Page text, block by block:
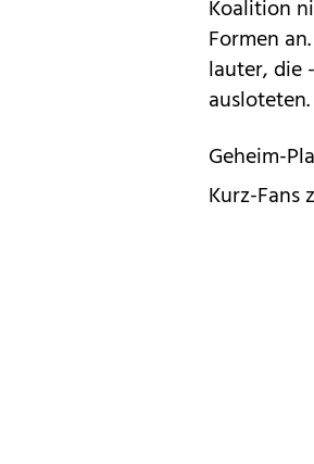
Koalition
Formen
lauter, die
ausloteten.
Geheim-
Kurz-Fans